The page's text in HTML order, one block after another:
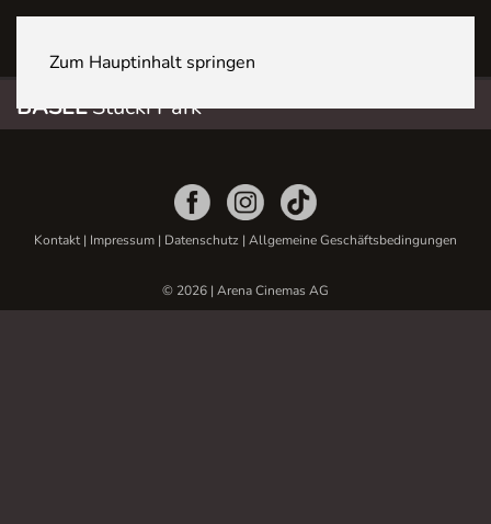
Zum Hauptinhalt springen
BASELStücki Park
Kontakt| Impressum | Datenschutz | Allgemeine Geschäftsbedingungen
© 2026 | Arena Cinemas AG